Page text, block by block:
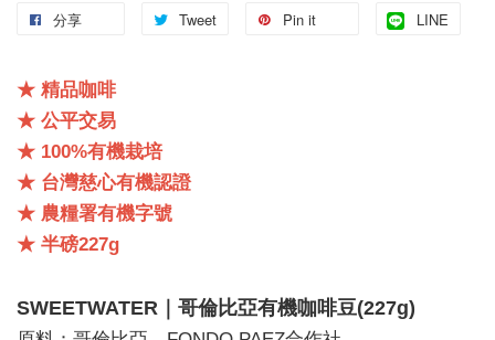
分享 Tweet Pin it LINE
★ 精品咖啡
★ 公平交易
★ 100%有機栽培
★ 台灣慈心有機認證
★ 農糧署有機字號
★ 半磅227g
SWEETWATER｜哥倫比亞有機咖啡豆(227g)